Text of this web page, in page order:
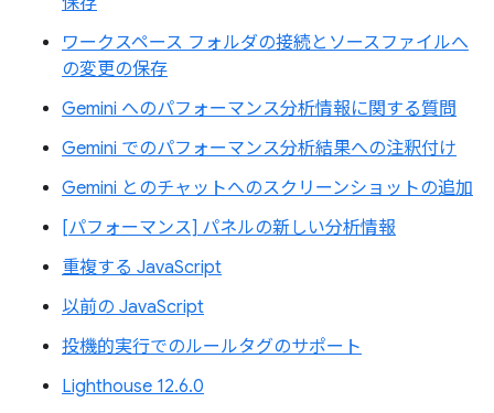
ワークスペース フォルダの接続とソースファイルへ
の変更の保存
Gemini へのパフォーマンス分析情報に関する質問
Gemini でのパフォーマンス分析結果への注釈付け
Gemini とのチャットへのスクリーンショットの追加
[パフォーマンス] パネルの新しい分析情報
重複する JavaScript
以前の JavaScript
投機的実行でのルールタグのサポート
Lighthouse 12.6.0